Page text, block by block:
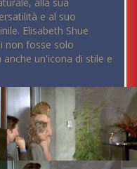
e al suo
Elisabeth Shue
non fosse solo
un'icona di stile e